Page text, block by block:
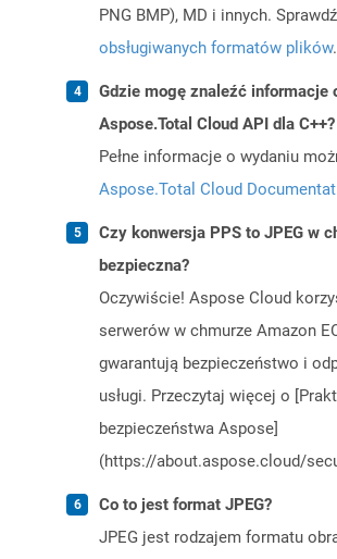
PNG BMP), MD i innych.
obsługiwanych formatów plików.
Gdzie mogę znaleźć informacje
Aspose.Total Cloud API dla C++?
Pełne informacje o wydaniu
Aspose.Total Cloud
Czy konwersja PPS to JPEG w
bezpieczna?
Oczywiście! Aspose Cloud
serwerów w chmurze Amazon
gwarantują bezpieczeństwo i
usługi. Przeczytaj więcej o
bezpieczeństwa Aspose]
(https://about.aspose.cloud/
Co to jest format JPEG?
JPEG jest rodzajem formatu